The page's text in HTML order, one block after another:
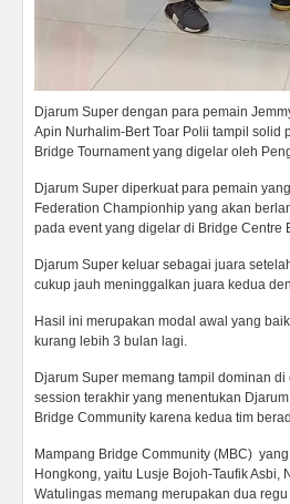
Djarum Super dengan para pemain
Apin Nurhalim-Bert Toar Polii tampil solid
Bridge Tournament yang digelar oleh
Djarum Super diperkuat para pemain
Federation Championhip yang akan
pada event yang digelar di Bridge
Djarum Super keluar sebagai juara
cukup jauh meninggalkan juara kedua
Hasil ini merupakan modal awal yang
kurang lebih 3 bulan lagi.
Djarum Super memang tampil dominan
session terakhir yang menentukan
Bridge Community karena kedua tim
Mampang Bridge Community (MBC)
Hongkong, yaitu Lusje Bojoh-Taufik
Watulingas memang merupakan dua